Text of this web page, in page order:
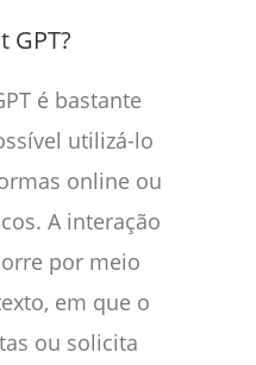
GPT?
é bastante
utilizá-lo
online ou
A interação
por meio
em que o
ou solicita